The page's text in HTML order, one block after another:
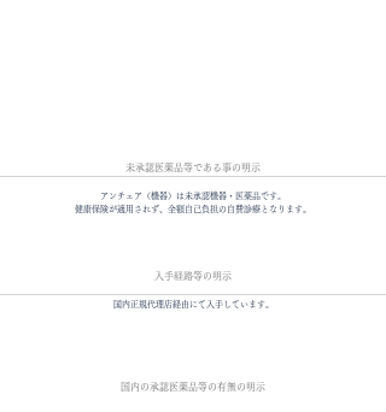
​未承認医薬品等である事の明示
アンチェア（機器）は未承認機器・医薬品です。
健康保険が適用されず、全額自己負担の自費診療となります。
入手経路等の明示
国内正規代理店経由にて入手しています。
国内の承認医薬品等の有無の明示